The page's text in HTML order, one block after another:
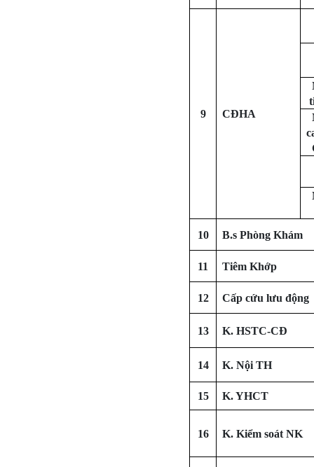
9 CĐHA
10 B.s Phòng Khám
11 Tiêm Khớp
12 Cấp cứu lưu động
13 K. HSTC-CĐ
14 K. Nội TH
15 K. YHCT
16 K. Kiểm soát NK